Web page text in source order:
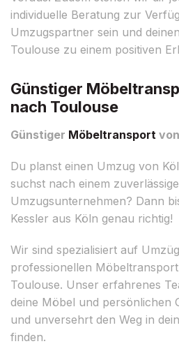
individuelle Beratung zur
Umzugspartner sein und
Toulouse zu einem positiven
Günstiger
nach Toulouse
Günstiger Möbeltransport
Du planst einen Umzug von
suchst nach einem
Umzugsunternehmen? Dann
Kessler aus Köln genau richtig!
Wir sind spezialisiert auf
professionellen
Toulouse. Unser erfahrenes
deine Möbel und persönlichen
und unversehrt den Weg in
finden.